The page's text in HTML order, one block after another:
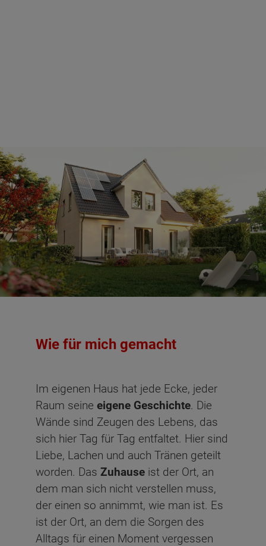
Wie für mich gemacht
Im eigenen Haus hat jede Ecke, jeder
Raum seine eigene Geschichte. Die
Wände sind Zeugen des Lebens, das
sich hier Tag für Tag entfaltet. Hier sind
Liebe, Lachen und auch Tränen geteilt
worden. Das Zuhause ist der Ort, an
dem man sich nicht verstellen muss,
der einen so annimmt, wie man ist. Es
ist der Ort, an dem die Sorgen des
Alltags für einen Moment vergessen